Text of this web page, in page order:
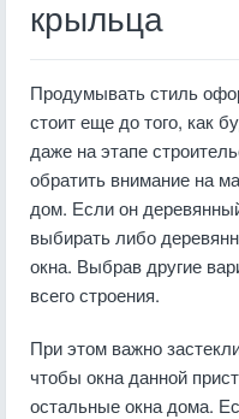
крыльца
Продумывать стиль
стоит еще до того, как
даже на этапе
обратить внимание на
дом. Если он
выбирать либо
окна. Выбрав другие
всего строения.
При этом важно
чтобы окна данной
остальные окна дома.